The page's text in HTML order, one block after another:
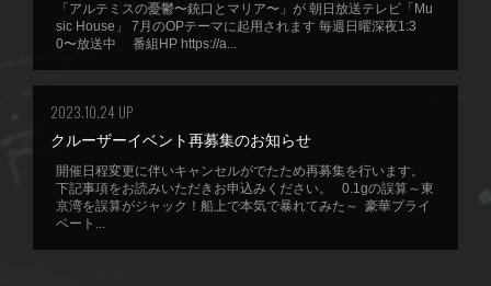
「アルテミスの憂鬱〜銃口とマリア〜」が 朝日放送テレビ「Mu
sic House」 7月のOPテーマに起用されます 毎週日曜深夜1:3
0〜放送中 番組HP https://a...
2023.10.24 UP
クルーザーイベント再募集のお知らせ
開催日程変更に伴いキャンセルがでたため再募集を行います。
下記事項をお読みいただきお申込みください。 0.1gの誤算～東
京湾を誤算がジャック！船上で本気で暴れてみた～ 豪華プライ
ベート...